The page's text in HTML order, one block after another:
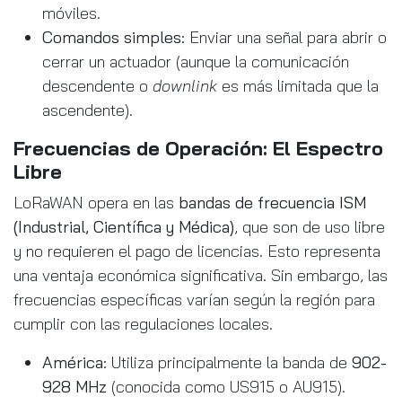
móviles.
Comandos simples: Enviar una señal para abrir o
cerrar un actuador (aunque la comunicación
descendente o downlink es más limitada que la
ascendente).
Frecuencias de Operación: El Espectro
Libre
LoRaWAN opera en las bandas de frecuencia ISM
(Industrial, Científica y Médica), que son de uso libre
y no requieren el pago de licencias. Esto representa
una ventaja económica significativa. Sin embargo, las
frecuencias específicas varían según la región para
cumplir con las regulaciones locales.
América: Utiliza principalmente la banda de 902-
928 MHz (conocida como US915 o AU915).